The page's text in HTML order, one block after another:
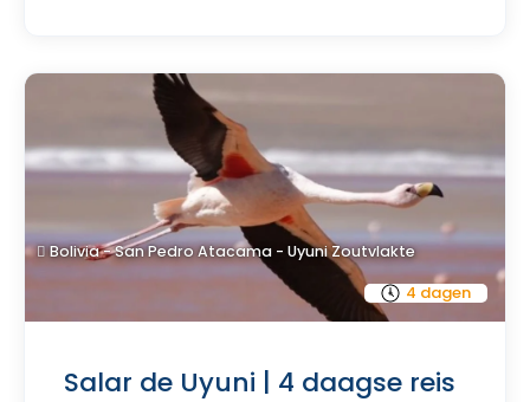
4 dagen
Bolivia - San Pedro Atacama - Uyuni Zoutvlakte
Salar de Uyuni | 4 daagse reis